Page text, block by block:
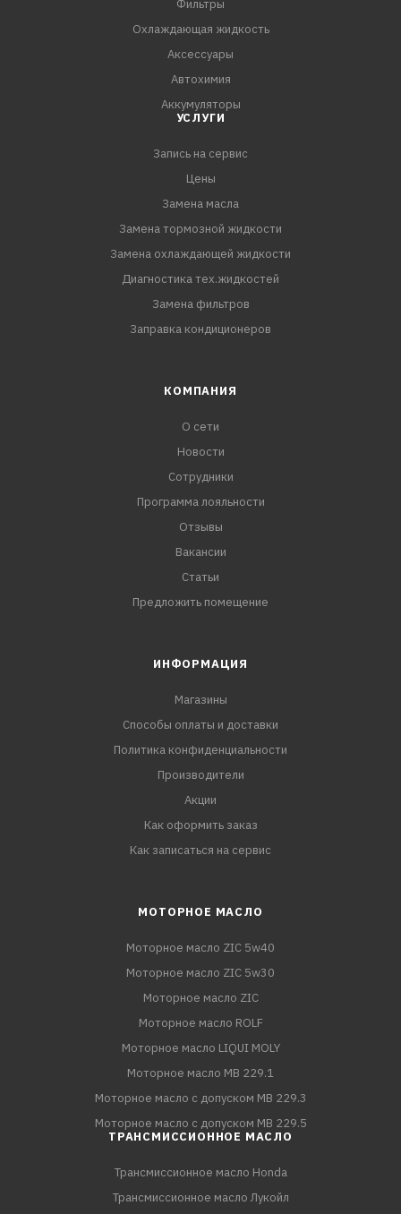
Фильтры
Охлаждающая жидкость
Аксессуары
Автохимия
Аккумуляторы
УСЛУГИ
Запись на сервис
Цены
Замена масла
Замена тормозной жидкости
Замена охлаждающей жидкости
Диагностика тех.жидкостей
Замена фильтров
Заправка кондиционеров
КОМПАНИЯ
О сети
Новости
Сотрудники
Программа лояльности
Отзывы
Вакансии
Статьи
Предложить помещение
ИНФОРМАЦИЯ
Магазины
Способы оплаты и доставки
Политика конфиденциальности
Производители
Акции
Как оформить заказ
Как записаться на сервис
МОТОРНОЕ МАСЛО
Моторное масло ZIC 5w40
Моторное масло ZIC 5w30
Моторное масло ZIC
Моторное масло ROLF
Моторное масло LIQUI MOLY
Моторное масло MB 229.1
Моторное масло с допуском MB 229.3
Моторное масло с допуском MB 229.5
ТРАНСМИССИОННОЕ МАСЛО
Трансмиссионное масло Honda
Трансмиссионное масло Лукойл